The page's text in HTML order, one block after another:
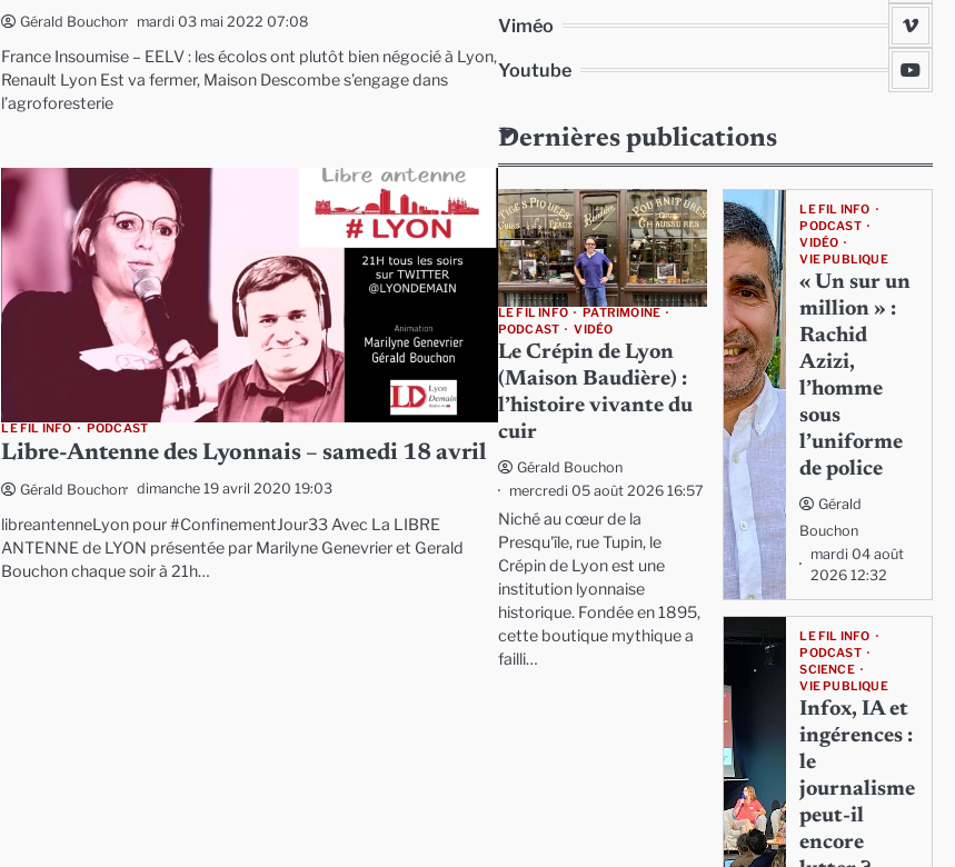
Gérald Bouchon mardi 03 mai 2022 07:08
France Insoumise – EELV : les écolos ont plutôt bien négocié à Lyon,
Renault Lyon Est va fermer, Maison Descombe s’engage dans
l’agroforesterie
LE FIL INFO PODCAST
Libre-Antenne des Lyonnais – samedi 18 avril
Gérald Bouchon dimanche 19 avril 2020 19:03
libreantenneLyon pour #ConfinementJour33 Avec La LIBRE
ANTENNE de LYON présentée par Marilyne Genevrier et Gerald
Bouchon chaque soir à 21h…
Viméo
Youtube
Dernières publications
LE FIL INFO
PATRIMOINE
PODCAST
VIDÉO
Le Crépin de Lyon
(Maison Baudière) :
l’histoire vivante du
cuir
Gérald Bouchon
mercredi 05 août 2026 16:57
Niché au cœur de la
Presqu'île, rue Tupin, le
Crépin de Lyon est une
institution lyonnaise
historique. Fondée en 1895,
cette boutique mythique a
failli…
LE FIL INFO
PODCAST
VIDÉO
VIE PUBLIQUE
« Un sur un
million » :
Rachid
Azizi,
l’homme
sous
l’uniforme
de police
Gérald
Bouchon
mardi 04 août
2026 12:32
LE FIL INFO
PODCAST
SCIENCE
VIE PUBLIQUE
Infox, IA et
ingérences :
le
journalisme
peut-il
encore